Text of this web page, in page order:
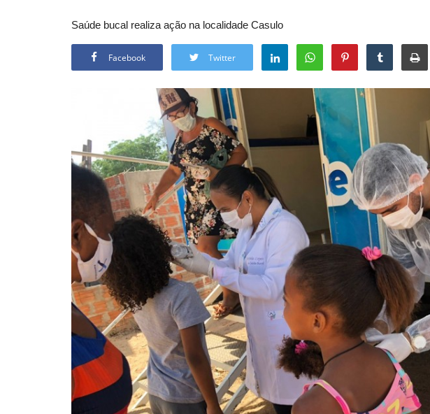
Saúde bucal realiza ação na localidade Casulo
Facebook Twitter